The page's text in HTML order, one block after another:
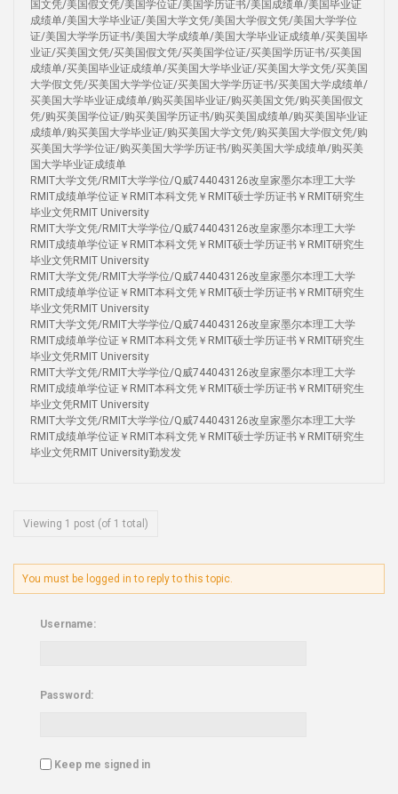
国文凭/美国假文凭/美国学位证/美国学历证书/美国成绩单/美国毕业证
成绩单/美国大学毕业证/美国大学文凭/美国大学假文凭/美国大学学位
证/美国大学学历证书/美国大学成绩单/美国大学毕业证成绩单/买美国毕
业证/买美国文凭/买美国假文凭/买美国学位证/买美国学历证书/买美国
成绩单/买美国毕业证成绩单/买美国大学毕业证/买美国大学文凭/买美国
大学假文凭/买美国大学学位证/买美国大学学历证书/买美国大学成绩单/
买美国大学毕业证成绩单/购买美国毕业证/购买美国文凭/购买美国假文
凭/购买美国学位证/购买美国学历证书/购买美国成绩单/购买美国毕业证
成绩单/购买美国大学毕业证/购买美国大学文凭/购买美国大学假文凭/购
买美国大学学位证/购买美国大学学历证书/购买美国大学成绩单/购买美
国大学毕业证成绩单
RMIT大学文凭/RMIT大学学位/Q威744043126改皇家墨尔本理工大学
RMIT成绩单学位证￥RMIT本科文凭￥RMIT硕士学历证书￥RMIT研究生
毕业文凭RMIT University
RMIT大学文凭/RMIT大学学位/Q威744043126改皇家墨尔本理工大学
RMIT成绩单学位证￥RMIT本科文凭￥RMIT硕士学历证书￥RMIT研究生
毕业文凭RMIT University
RMIT大学文凭/RMIT大学学位/Q威744043126改皇家墨尔本理工大学
RMIT成绩单学位证￥RMIT本科文凭￥RMIT硕士学历证书￥RMIT研究生
毕业文凭RMIT University
RMIT大学文凭/RMIT大学学位/Q威744043126改皇家墨尔本理工大学
RMIT成绩单学位证￥RMIT本科文凭￥RMIT硕士学历证书￥RMIT研究生
毕业文凭RMIT University
RMIT大学文凭/RMIT大学学位/Q威744043126改皇家墨尔本理工大学
RMIT成绩单学位证￥RMIT本科文凭￥RMIT硕士学历证书￥RMIT研究生
毕业文凭RMIT University
RMIT大学文凭/RMIT大学学位/Q威744043126改皇家墨尔本理工大学
RMIT成绩单学位证￥RMIT本科文凭￥RMIT硕士学历证书￥RMIT研究生
毕业文凭RMIT University勤发发
Viewing 1 post (of 1 total)
You must be logged in to reply to this topic.
Username:
Password:
Keep me signed in